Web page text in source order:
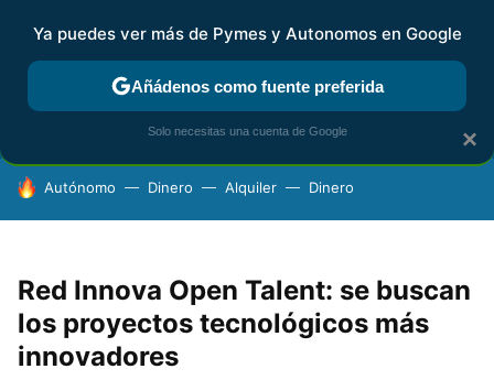
FISCALIDAD Y CONTABILIDAD KIT DIGITAL RENTA
HOY SE HABLA DE
Autónomo Dinero Alquiler Dinero
Red Innova Open Talent: se buscan
los proyectos tecnológicos más
innovadores
×
Ya puedes ver más de Pymes y Autonomos en Google
Añádenos como fuente preferida
Solo necesitas una cuenta de Google